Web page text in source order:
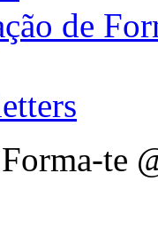
de
Forma-te